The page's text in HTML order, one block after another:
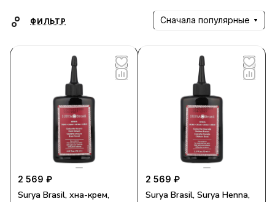
ФИЛЬТР Сначала популярные
2 569 ₽
Surya Brasil, хна-крем,
2 569 ₽
Surya Brasil, Surya Henna,